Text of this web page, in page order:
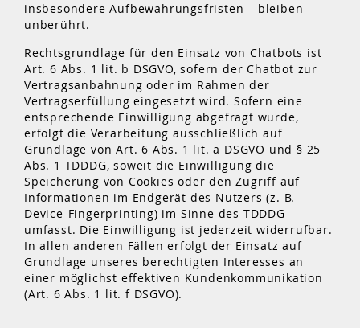
insbesondere Aufbewahrungsfristen – bleiben
unberührt.
Rechtsgrundlage für den Einsatz von Chatbots ist
Art. 6 Abs. 1 lit. b DSGVO, sofern der Chatbot zur
Vertragsanbahnung oder im Rahmen der
Vertragserfüllung eingesetzt wird. Sofern eine
entsprechende Einwilligung abgefragt wurde,
erfolgt die Verarbeitung ausschließlich auf
Grundlage von Art. 6 Abs. 1 lit. a DSGVO und § 25
Abs. 1 TDDDG, soweit die Einwilligung die
Speicherung von Cookies oder den Zugriff auf
Informationen im Endgerät des Nutzers (z. B.
Device-Fingerprinting) im Sinne des TDDDG
umfasst. Die Einwilligung ist jederzeit widerrufbar.
In allen anderen Fällen erfolgt der Einsatz auf
Grundlage unseres berechtigten Interesses an
einer möglichst effektiven Kundenkommunikation
(Art. 6 Abs. 1 lit. f DSGVO).